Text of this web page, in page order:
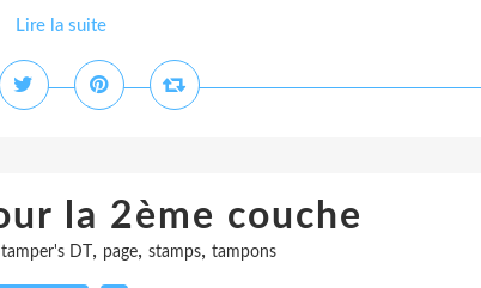
Lire la suite
la 2ème couche
DT , page, stamps, tampons